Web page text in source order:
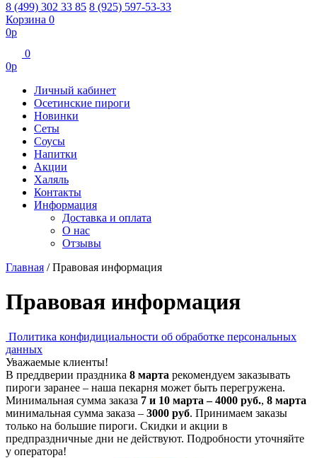
8 (499) 302 33 85 8 (925) 597-53-33
Корзина 0
0р
0
0р
Личный кабинет
Осетинские пироги
Новинки
Сеты
Соусы
Напитки
Акции
Халяль
Контакты
Информация
Доставка и оплата
О нас
Отзывы
Главная /Правовая информация
Правовая информация
Политика конфидициальности об обработке персональных
данных
Уважаемые клиенты!
В преддверии праздника 8 марта рекомендуем заказывать
пироги заранее – наша пекарня может быть перегружена.
Минимальная сумма заказа 7 и 10 марта – 4000 руб., 8 марта
минимальная сумма заказа – 3000 руб. Принимаем заказы
только на большие пироги. Скидки и акции в
предпраздничные дни не действуют. Подробности уточняйте
у оператора!